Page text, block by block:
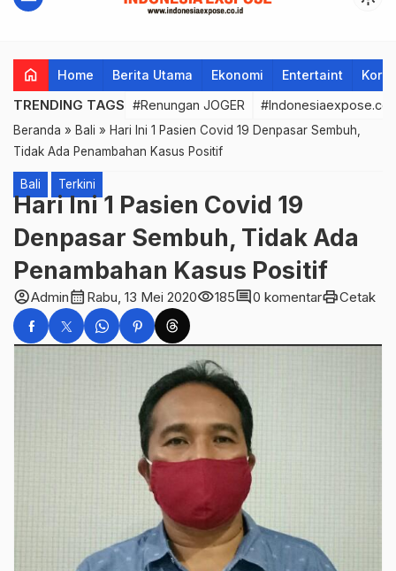
home Home Berita Utama Ekonomi Entertaint
TRENDING TAGS #Renungan JOGER
Beranda » Bali » Hari Ini 1 Pasien Covid 19 Denpasar Sembuh,
Tidak Ada Penambahan Kasus Positif
Bali Terkini
Hari Ini 1 Pasien Covid 19
Denpasar Sembuh, Tidak Ada
Penambahan Kasus Positif
account_circleAdmincalendar_month Rabu, 13 Mei 2020visibility185comment0 komentarprintCetak